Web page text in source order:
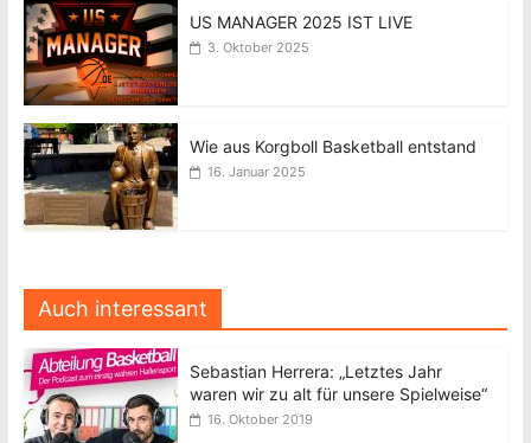
US MANAGER 2025 IST LIVE
3. Oktober 2025
Wie aus Korgboll Basketball entstand
16. Januar 2025
Auch interessant
Sebastian Herrera: „Letztes Jahr
waren wir zu alt für unsere Spielweise“
16. Oktober 2019